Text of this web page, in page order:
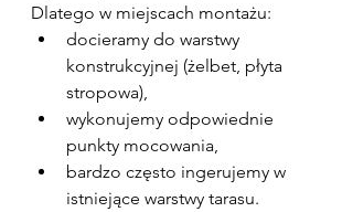
Dlatego w miejscach montażu:
docieramy do warstwy
konstrukcyjnej (żelbet, płyta
stropowa),
wykonujemy odpowiednie
punkty mocowania,
bardzo często ingerujemy w
istniejące warstwy tarasu.